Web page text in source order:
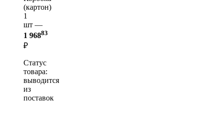
(картон)
1
шт —
1 96883
₽
Статус
товара:
выводится
из
поставок